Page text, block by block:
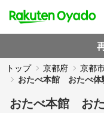
トップ 京都府
京都
おたべ本館 おたべ体
おたべ本館 お